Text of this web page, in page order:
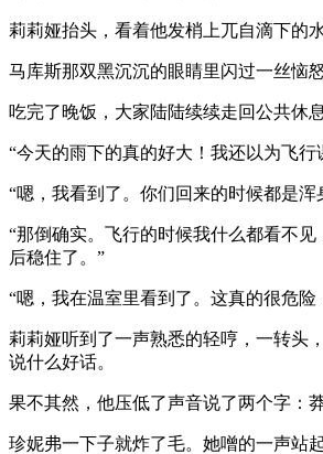
莉莉娅抬头，看着他发梢上兀自滴下的
马库斯那双黑沉沉的眼睛里闪过一丝恼
吃完了晚饭，大家陆陆续续走回公共休
“今天的雨下的真的好大！我还以为飞
“嗯，我看到了。你们回来的时候都是浑
“那倒确实。飞行的时候我什么都看不
后稳住了。”
“嗯，我在温室里看到了。这真的很危险
莉莉娅听到了一声熟悉的轻哼，一转
说什么好话。
果不其然，他压低了声音说了两个字：
珍妮弗一下子就炸了毛。她噌的一声站